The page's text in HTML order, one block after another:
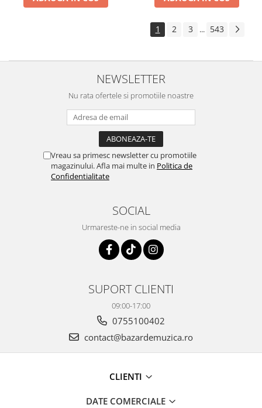
1 2 3 ... 543
NEWSLETTER
Nu rata ofertele si promotiile noastre
Vreau sa primesc newsletter cu promotiile
magazinului. Afla mai multe in Politica de
Confidentialitate
SOCIAL
Urmareste-ne in social media
SUPORT CLIENTI
09:00-17:00
0755100402
contact@bazardemuzica.ro
CLIENTI
DATE COMERCIALE